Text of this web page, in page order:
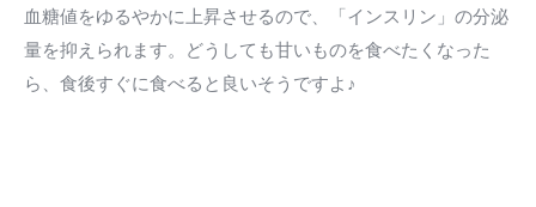
血糖値をゆるやかに上昇させるので、「インスリン」の分泌
量を抑えられます。どうしても甘いものを食べたくなった
ら、食後すぐに食べると良いそうですよ♪